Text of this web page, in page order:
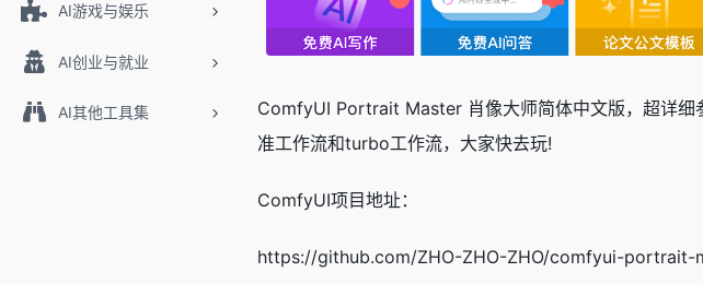
AI游戏与娱乐
AI创业与就业
AI其他工具集
ComfyUI Portrait Master 肖像大师简体中文版，超详细
准工作流和turbo工作流，大家快去玩!
ComfyUI项目地址：
https://github.com/ZHO-ZHO-ZHO/comfyui-portrait-